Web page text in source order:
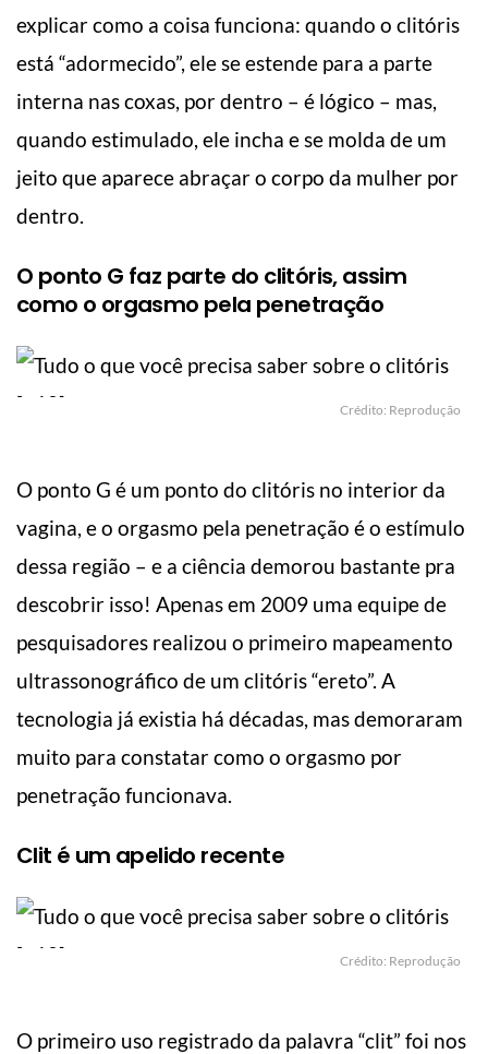
explicar como a coisa funciona: quando o clitóris
está “adormecido”, ele se estende para a parte
interna nas coxas, por dentro – é lógico – mas,
quando estimulado, ele incha e se molda de um
jeito que aparece abraçar o corpo da mulher por
dentro.
O ponto G faz parte do clitóris, assim
como o orgasmo pela penetração
Crédito: Reprodução
O ponto G é um ponto do clitóris no interior da
vagina, e o orgasmo pela penetração é o estímulo
dessa região – e a ciência demorou bastante pra
descobrir isso! Apenas em 2009 uma equipe de
pesquisadores realizou o primeiro mapeamento
ultrassonográfico de um clitóris “ereto”. A
tecnologia já existia há décadas, mas demoraram
muito para constatar como o orgasmo por
penetração funcionava.
Clit é um apelido recente
Crédito: Reprodução
O primeiro uso registrado da palavra “clit” foi nos